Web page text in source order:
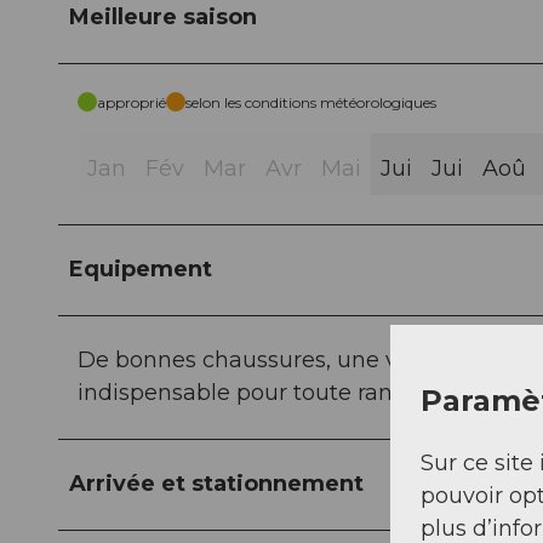
Meilleure saison
approprié selon les conditions météorologiques
Jan Fév Mar Avr Mai Jui Jui Aoû
Equipement
De bonnes chaussures, une veste de
indispensable pour toute randonnée.
Arrivée et stationnement
Sur ce site
pouvoir
plus